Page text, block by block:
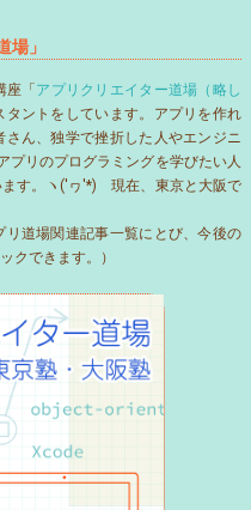
場」
「 アプリクリエイター道場（略し
タントをしています。アプリを作れ
ん、独学で挫折した人やエンジニ
プリのプログラミングを学びたい人
す。ヽ('ヮ'*)ゝ現在、東京と大阪で
リ道場関連記事一覧にとび、今後の
クできます。）